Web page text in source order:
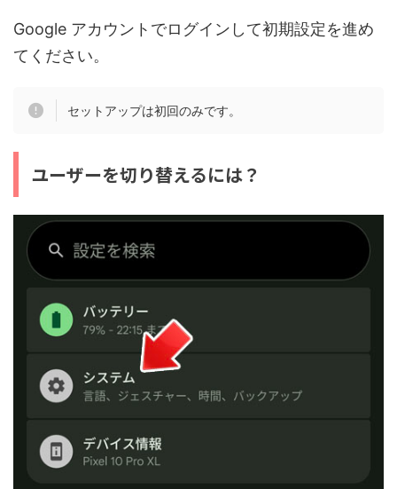
Google アカウントでログインして初期設定を進め
てください。
セットアップは初回のみです。
ユーザーを切り替えるには？